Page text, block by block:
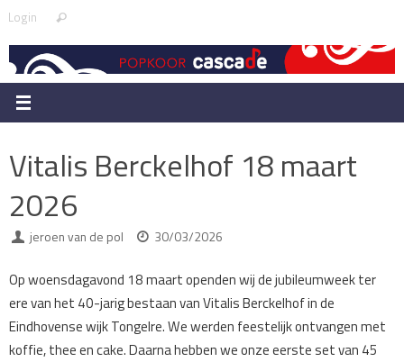
Skip
content
Login Search
Vitalis Berckelhof 18 maart
2026
jeroen van de pol 30/03/2026
Op woensdagavond 18 maart openden wij de jubileumweek ter
ere van het 40-jarig bestaan van Vitalis Berckelhof in de
Eindhovense wijk Tongelre. We werden feestelijk ontvangen met
koffie, thee en cake. Daarna hebben we onze eerste set van 45